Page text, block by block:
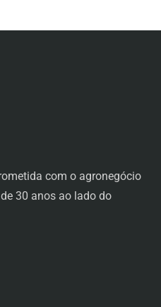
com o agronegócio
30 anos ao lado do